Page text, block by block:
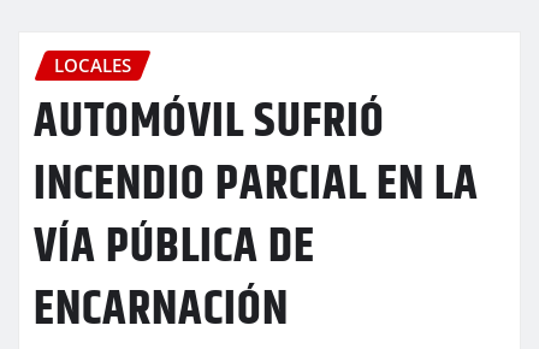
LOCALES
AUTOMÓVIL SUFRIÓ
INCENDIO PARCIAL EN LA
VÍA PÚBLICA DE
ENCARNACIÓN